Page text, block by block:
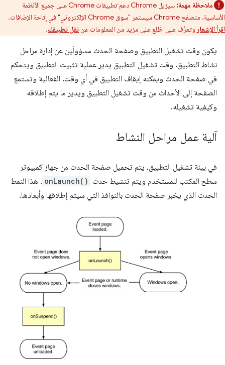
ملاحظة مهمة:
سيزيل Chrome دعم تطبيقات Chrome على جميع الأنظمة
الأساسية. متصفح Chrome سيستمر "سوق Chrome الإلكتروني" في إتاحة الإضافات.
اقرأ الإشعار وتعرَّف على اطّلِع على مزيد من المعلومات عن نقل تطبيقك.
يكون وقت تشغيل التطبيق وصفحة الحدث مسؤولَين عن إدارة مراحل
نشاط التطبيق. وقت تشغيل التطبيق يدير عملية تثبيت التطبيق ويتحكم
في صفحة الحدث ويمكنه إيقاف التطبيق في أي وقت. الفعالية وتستمع
الصفحة إلى الأحداث من وقت تشغيل التطبيق ويدير ما يتم إطلاقه
وكيفية تشغيله.
آلية عمل مراحل النشاط
في بيئة تشغيل التطبيق، يتم تحميل صفحة الحدث من جهاز كمبيوتر
سطح المكتب للمستخدم ويتم تنشيط حدث onLaunch() . هذا النمط
الحدث الذي يخبر صفحة الحدث بالنوافذ التي سيتم إطلاقها وأبعادها.